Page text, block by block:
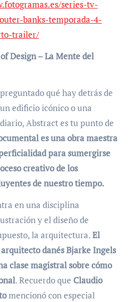
series-tv-
banks-temporada-4-
trailer/
Design – La Mente del
qué hay detrás de
edificio icónico o una
Abstract es tu punto de
es una obra maestra
para sumergirse
creativo de los
de nuestro tiempo.
en una disciplina
y el diseño de
la arquitectura.El
danés Bjarke Ingels
clase magistral sobre cómo
. Recuerdo que Claudio
mencionó con especial